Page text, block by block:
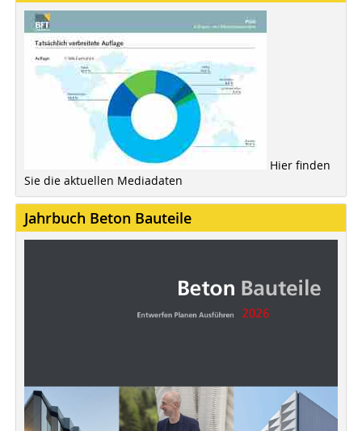
Hier finden
Sie die aktuellen Mediadaten
Jahrbuch Beton Bauteile